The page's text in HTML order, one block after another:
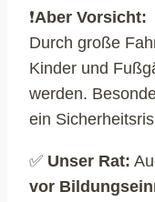
❗Aber Vorsicht:
Durch große
Kinder und
werden.
ein
✅ Unser Rat:
vor